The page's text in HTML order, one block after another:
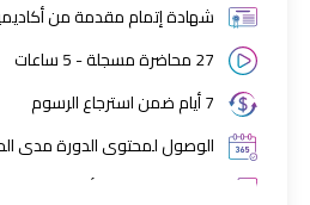
شهادة إتمام مقدمة من
27 محاضرة مسجلة - 5 ساعات
7 أيام ضمن استرجاع الرسوم
الوصول لمحتوى الدورة مدى
سؤال المدرب في أي وقت